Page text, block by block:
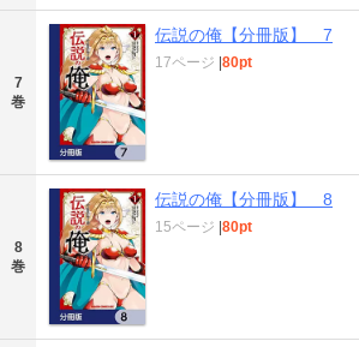
7
巻
伝説の俺【分冊版】 7
17ページ |80pt
8
巻
伝説の俺【分冊版】 8
15ページ |80pt